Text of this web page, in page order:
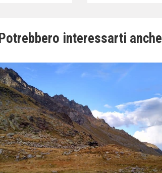
Potrebbero interessarti anche